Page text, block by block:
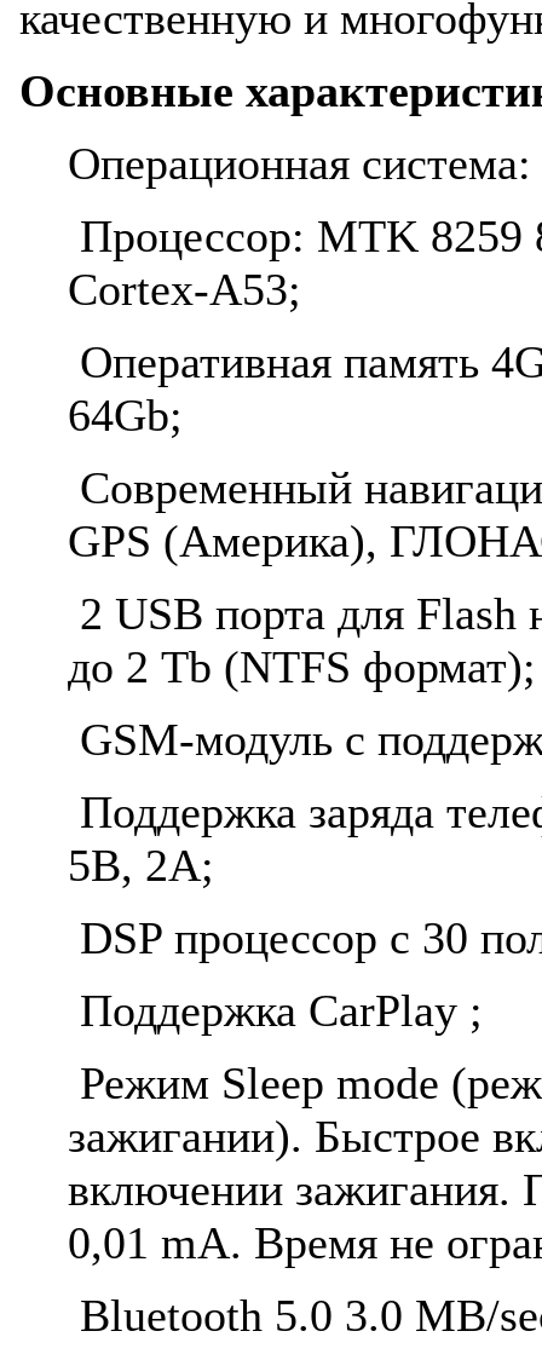
качественную и
Основные
Операционная
Процессор: MTK 8259
Cortex-A53;
Оперативная память
64Gb;
Современный
GPS (Америка),
2 USB порта для
до 2 Tb (NTFS формат);
GSM-модуль с
Поддержка заряда
5В, 2А;
DSP процессор c 30
Поддержка CarPlay ;
Режим Sleep mode
зажигании). Быстрое
включении зажигания.
0,01 mA. Время не
Bluetooth 5.0 3.0 MB/